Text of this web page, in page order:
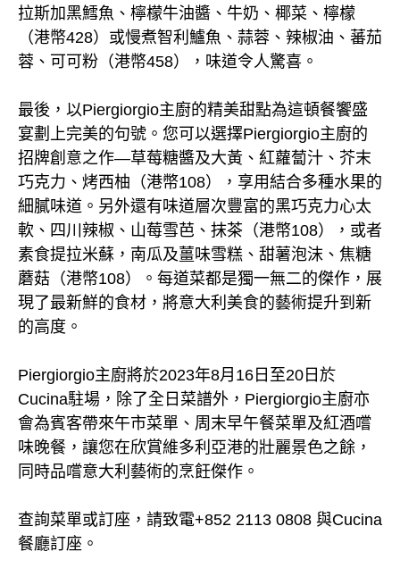
拉斯加黑鱈魚、檸檬牛油醬、牛奶、椰菜、檸檬
（港幣428）或慢煮智利鱸魚、蒜蓉、辣椒油、蕃茄
蓉、可可粉（港幣458），味道令人驚喜。
最後，以Piergiorgio主廚的精美甜點為這頓餐饗盛
宴劃上完美的句號。您可以選擇Piergiorgio主廚的
招牌創意之作—草莓糖醬及大黃、紅蘿蔔汁、芥末
巧克力、烤西柚（港幣108），享用結合多種水果的
細膩味道。另外還有味道層次豐富的黑巧克力心太
軟、四川辣椒、山莓雪芭、抹茶（港幣108），或者
素食提拉米蘇，南瓜及薑味雪糕、甜薯泡沫、焦糖
蘑菇（港幣108）。每道菜都是獨一無二的傑作，展
現了最新鮮的食材，將意大利美食的藝術提升到新
的高度。
Piergiorgio主廚將於2023年8月16日至20日於
Cucina駐場，除了全日菜譜外，Piergiorgio主廚亦
會為賓客帶來午市菜單、周末早午餐菜單及紅酒嚐
味晚餐，讓您在欣賞維多利亞港的壯麗景色之餘，
同時品嚐意大利藝術的烹飪傑作。
查詢菜單或訂座，請致電+852 2113 0808 與Cucina
餐廳訂座。